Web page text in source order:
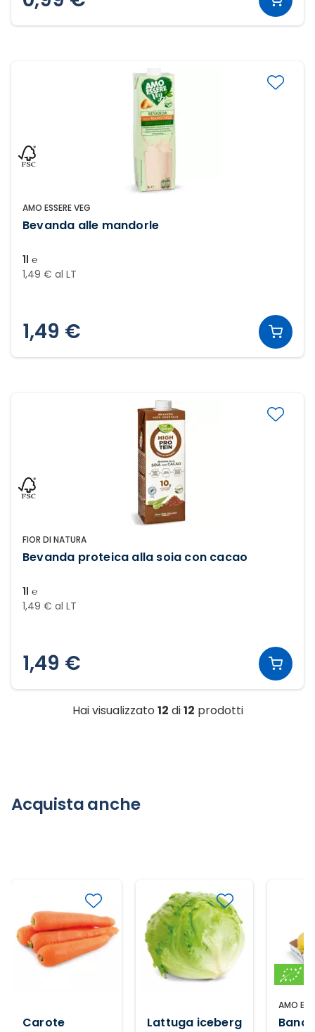
AMO ESSERE VEG
Bevanda alle mandorle
1l ℮
1,49 € al LT
1,49 €
FIOR DI NATURA
Bevanda proteica alla soia con cacao
1l ℮
1,49 € al LT
1,49 €
Hai visualizzato 12 di12 prodotti
Acquista anche
Carote Lattuga iceberg
AMO